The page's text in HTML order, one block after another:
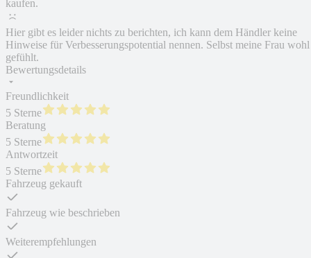
kaufen.
Hier gibt es leider nichts zu berichten, ich kann dem Händler keine
Hinweise für Verbesserungspotential nennen. Selbst meine Frau wohl
gefühlt.
Bewertungsdetails
Freundlichkeit
5 Sterne
Beratung
5 Sterne
Antwortzeit
5 Sterne
Fahrzeug gekauft
Fahrzeug wie beschrieben
Weiterempfehlungen